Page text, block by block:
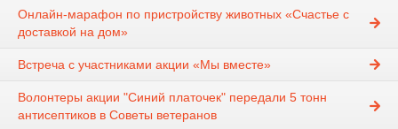
Онлайн-марафон по пристройству животных «Счастье с
доставкой на дом»
Встреча с участниками акции «Мы вместе»
Волонтеры акции "Синий платочек" передали 5 тонн
антисептиков в Советы ветеранов